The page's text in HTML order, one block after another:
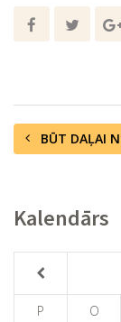
BŪT DAĻAI
Kalendārs
P O